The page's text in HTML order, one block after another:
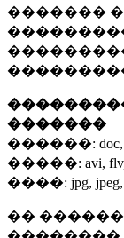
�������
�������
������:
�����: avi,
����: jpg,
��